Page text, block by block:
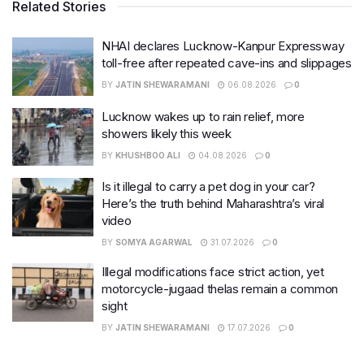
Related Stories
NHAI declares Lucknow-Kanpur Expressway
toll-free after repeated cave-ins and slippages
BY JATIN SHEWARAMANI 06.08.2026 0
Lucknow wakes up to rain relief, more
showers likely this week
BY KHUSHBOO ALI 04.08.2026 0
Is it illegal to carry a pet dog in your car?
Here’s the truth behind Maharashtra’s viral
video
BY SOMYA AGARWAL 31.07.2026 0
Illegal modifications face strict action, yet
motorcycle-jugaad thelas remain a common
sight
BY JATIN SHEWARAMANI 17.07.2026 0